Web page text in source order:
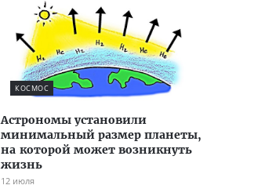
КОСМОС
Астрономы установили
минимальный размер планеты,
на которой может возникнуть
жизнь
12 июля